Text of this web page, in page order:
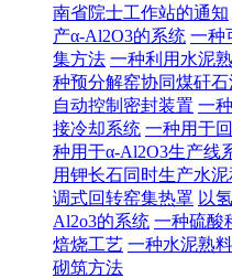
南省院士工作站的通知
产α-Al2O3的系统 一种
集方法 一种利用水泥
种预分解窑协同煤矸
自动控制密封装置 一
接冷却系统 一种用于
种用于α-Al2O3生产线
用钾长石同时生产水
调式回转窑集热罩 以
Al2o3的系统 一种硫酸
焙烧工艺 一种水泥熟
砌筑方法